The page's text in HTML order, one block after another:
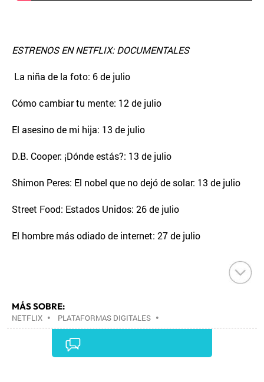
ESTRENOS EN NETFLIX: DOCUMENTALES
La niña de la foto: 6 de julio
Cómo cambiar tu mente: 12 de julio
El asesino de mi hija: 13 de julio
D.B. Cooper: ¡Dónde estás?: 13 de julio
Shimon Peres: El nobel que no dejó de solar: 13 de julio
Street Food: Estados Unidos: 26 de julio
El hombre más odiado de internet: 27 de julio
MÁS SOBRE:
NETFLIX • PLATAFORMAS DIGITALES •
TELEVISIÓN IP•TELEVISIÓN•INTERNET•
•ECONOMÍA
MEDIOS COMUNICACIÓN•COMUNICACIONES•